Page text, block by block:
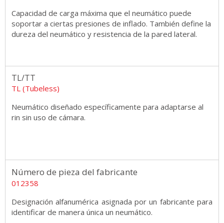
Capacidad de carga máxima que el neumático puede
soportar a ciertas presiones de inflado. También define la
dureza del neumático y resistencia de la pared lateral.
TL/TT
TL (Tubeless)
Neumático diseñado específicamente para adaptarse al
rin sin uso de cámara.
Número de pieza del fabricante
012358
Designación alfanumérica asignada por un fabricante para
identificar de manera única un neumático.